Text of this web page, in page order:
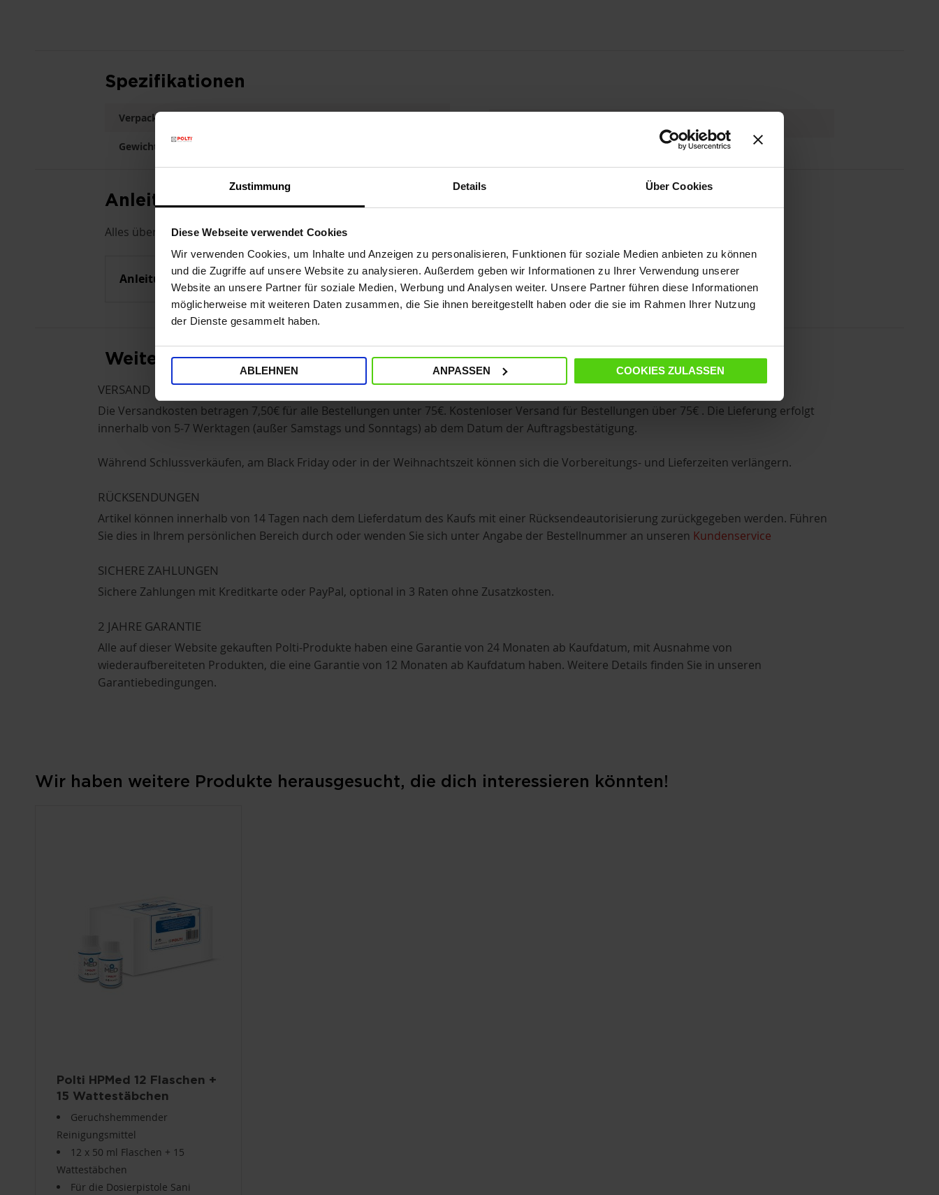
Zustimmung Details Über Cookies
Diese Webseite verwendet Cookies
Wir verwenden Cookies, um Inhalte und Anzeigen zu personalisieren, Funktionen für soziale Medien anbieten zu können
und die Zugriffe auf unsere Website zu analysieren. Außerdem geben wir Informationen zu Ihrer Verwendung unserer
Website an unsere Partner für soziale Medien, Werbung und Analysen weiter. Unsere Partner führen diese Informationen
möglicherweise mit weiteren Daten zusammen, die Sie ihnen bereitgestellt haben oder die sie im Rahmen Ihrer Nutzung
der Dienste gesammelt haben.
ABLEHNEN ANPASSEN COOKIES ZULASSEN
Spezifikationen
Verpackungsgröße (LxBxH)
Gewicht
Anleitung
Alles über das Produkt: Bedienungsanleitung, Reinigung und Wartung, Fehlerbehebung
Anleitung
Weitere nützliche Informationen
VERSAND
Die Versandkosten betragen 7,50€ für alle Bestellungen unter 75€. Kostenloser Versand für Bestellungen über 75€ . Die Lieferung erfolgt
innerhalb von 5-7 Werktagen (außer Samstags und Sonntags) ab dem Datum der Auftragsbestätigung.
Während Schlussverkäufen, am Black Friday oder in der Weihnachtszeit können sich die Vorbereitungs- und Lieferzeiten verlängern.
RÜCKSENDUNGEN
Artikel können innerhalb von 14 Tagen nach dem Lieferdatum des Kaufs mit einer Rücksendeautorisierung zurückgegeben werden. Führen
Sie dies in Ihrem persönlichen Bereich durch oder wenden Sie sich unter Angabe der Bestellnummer an unseren Kundenservice
SICHERE ZAHLUNGEN
Sichere Zahlungen mit Kreditkarte oder PayPal, optional in 3 Raten ohne Zusatzkosten.
2 JAHRE GARANTIE
Alle auf dieser Website gekauften Polti-Produkte haben eine Garantie von 24 Monaten ab Kaufdatum, mit Ausnahme von
wiederaufbereiteten Produkten, die eine Garantie von 12 Monaten ab Kaufdatum haben. Weitere Details finden Sie in unseren
Garantiebedingungen.
Wir haben weitere Produkte herausgesucht, die dich interessieren könnten!
Polti HPMed 12 Flaschen +
15 Wattestäbchen
PAEU0369
Geruchshemmender
Reinigungsmittel
12 x 50 ml Flaschen + 15
Wattestäbchen
Für die Dosierpistole Sani